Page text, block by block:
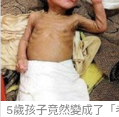
5歲孩子竟然變成了